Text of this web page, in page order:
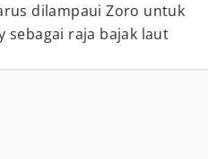
dilampaui Zoro untuk
sebagai raja bajak laut